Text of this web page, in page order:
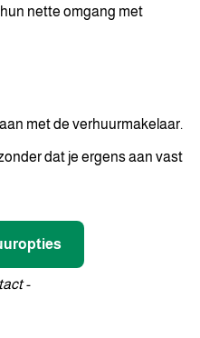
nette omgang met
met de verhuurmakelaar.
dat je ergens aan vast
-